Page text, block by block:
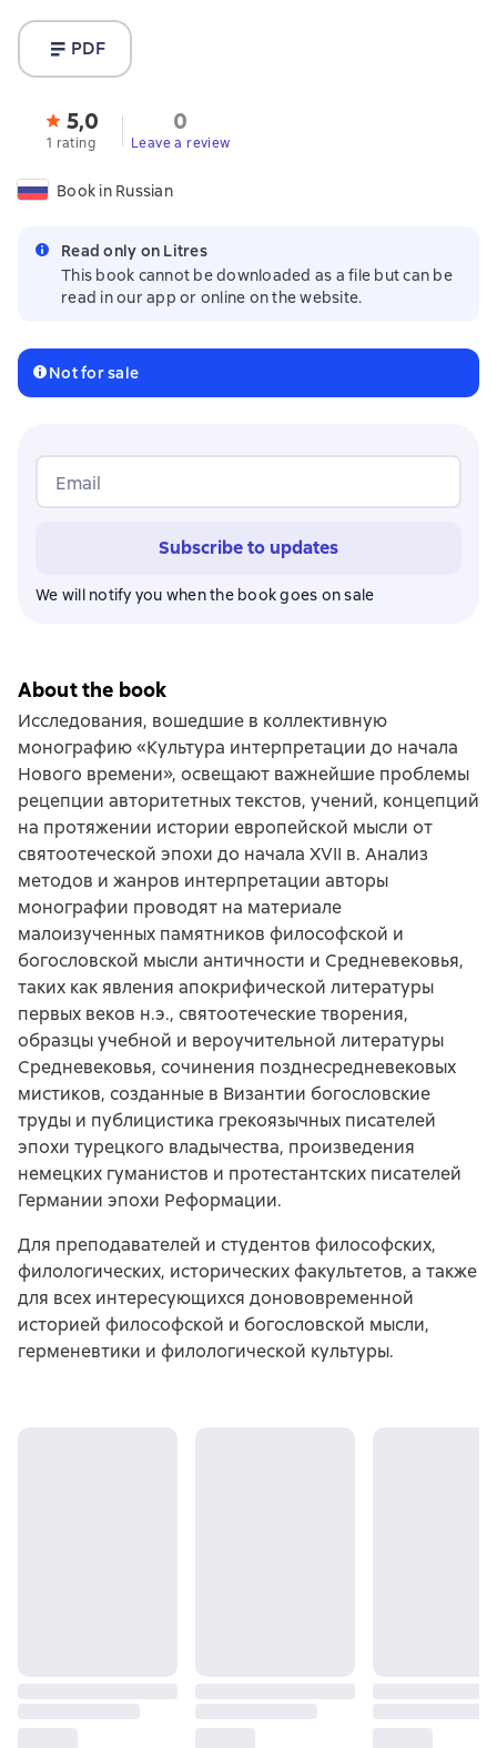
PDF
5,0
1 rating
0
Leave a review
Book in Russian
Read only on Litres
This book cannot be downloaded as a file but can be
read in our app or online on the website.
Not for sale
Email
Subscribe to updates
We will notify you when the book goes on sale
About the book
Исследования, вошедшие в коллективную
монографию «Культура интерпретации до начала
Нового времени», освещают важнейшие проблемы
рецепции авторитетных текстов, учений, концепций
на протяжении истории европейской мысли от
святоотеческой эпохи до начала XVII в. Анализ
методов и жанров интерпретации авторы
монографии проводят на материале
малоизученных памятников философской и
богословской мысли античности и Средневековья,
таких как явления апокрифической литературы
первых веков н.э., святоотеческие творения,
образцы учебной и вероучительной литературы
Средневековья, сочинения позднесредневековых
мистиков, созданные в Византии богословские
труды и публицистика грекоязычных писателей
эпохи турецкого владычества, произведения
немецких гуманистов и протестантских писателей
Германии эпохи Реформации.
Для преподавателей и студентов философских,
филологических, исторических факультетов, а также
для всех интересующихся донововременной
историей философской и богословской мысли,
герменевтики и филологической культуры.